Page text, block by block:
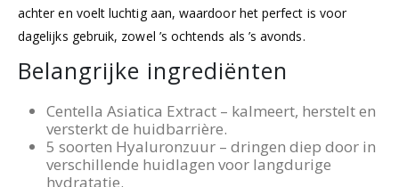
achter en voelt luchtig aan, waardoor het perfect is voor
dagelijks gebruik, zowel ’s ochtends als ’s avonds.
Belangrijke ingrediënten
Centella Asiatica Extract – kalmeert, herstelt en
versterkt de huidbarrière.
5 soorten Hyaluronzuur – dringen diep door in
verschillende huidlagen voor langdurige
hydratatie.